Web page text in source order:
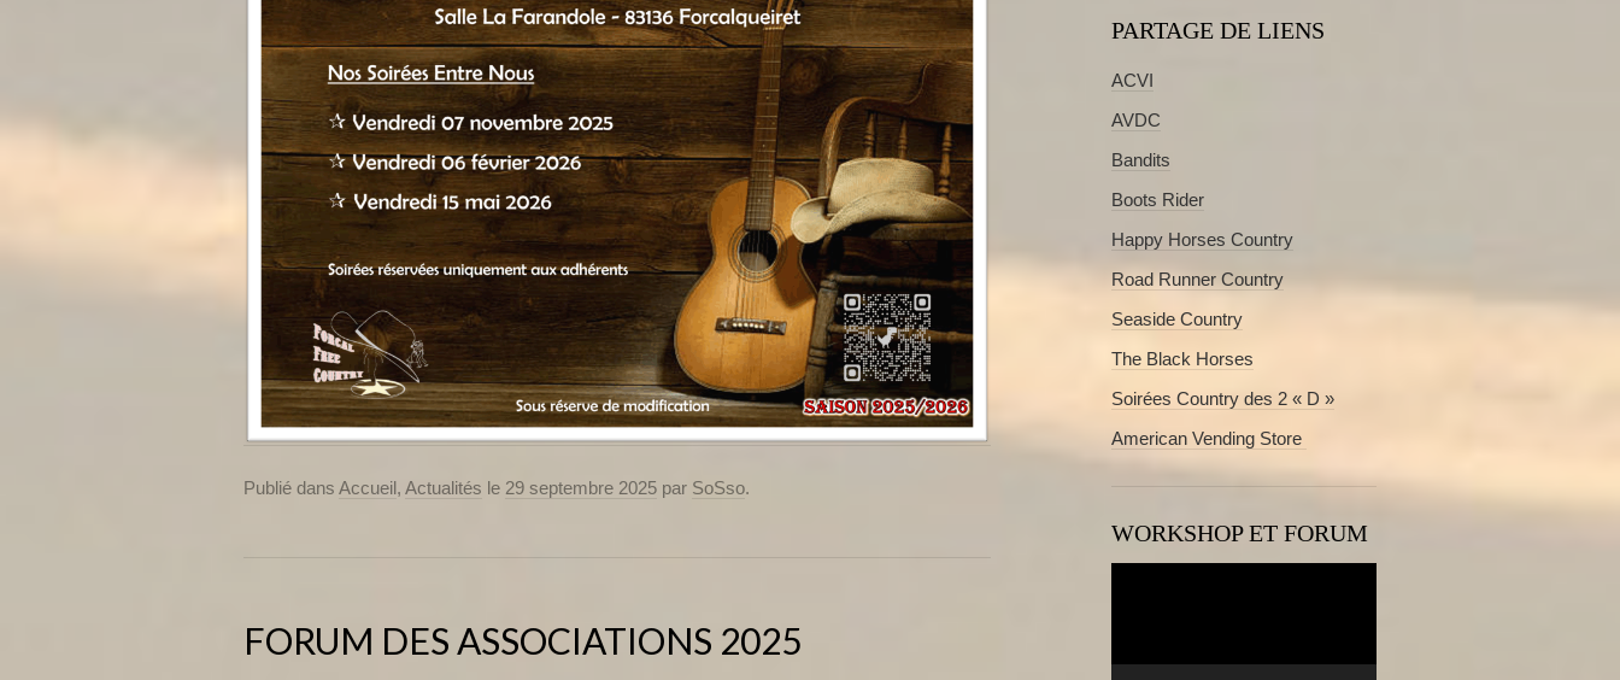
Publié dans Accueil, Actualités le 29 septembre 2025 par SoSso.
FORUM DES ASSOCIATIONS 2025
PARTAGE DE LIENS
ACVI
AVDC
Bandits
Boots Rider
Happy Horses Country
Road Runner Country
Seaside Country
The Black Horses
Soirées Country des 2 « D »
American Vending Store
WORKSHOP ET FORUM